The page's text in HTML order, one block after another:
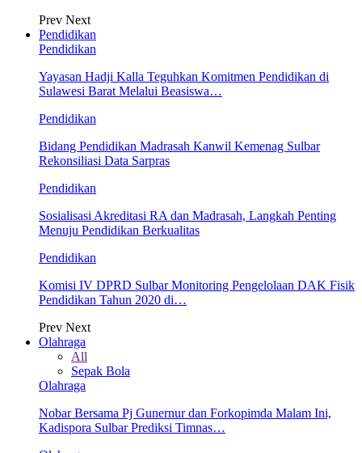
Prev Next
Pendidikan
Pendidikan
Yayasan Hadji Kalla Teguhkan Komitmen Pendidikan di
Sulawesi Barat Melalui Beasiswa…
Pendidikan
Bidang Pendidikan Madrasah Kanwil Kemenag Sulbar
Rekonsiliasi Data Sarpras
Pendidikan
Sosialisasi Akreditasi RA dan Madrasah, Langkah Penting
Menuju Pendidikan Berkualitas
Pendidikan
Komisi IV DPRD Sulbar Monitoring Pengelolaan DAK Fisik
Pendidikan Tahun 2020 di…
Prev Next
Olahraga
All
Sepak Bola
Olahraga
Nobar Bersama Pj Gunernur dan Forkopimda Malam Ini,
Kadispora Sulbar Prediksi Timnas…